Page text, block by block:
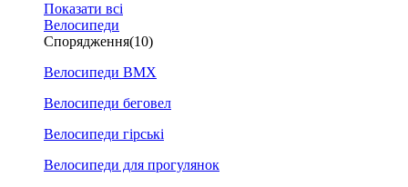
Показати всі
Велосипеди
Спорядження(10)
Велосипеди BMX
Велосипеди беговел
Велосипеди гірські
Велосипеди для прогулянок